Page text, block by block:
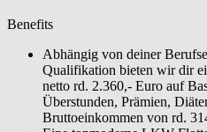
Benefits
Abhängig von deiner
Qualifikation bieten wir dir
netto rd. 2.360,- Euro auf
Überstunden, Prämien,
Bruttoeinkommen von rd.